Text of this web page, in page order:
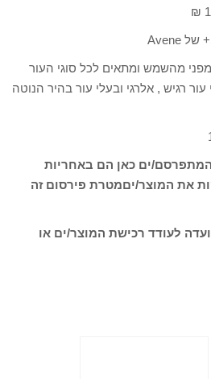
מהשמש ומתאים לכל סוגי העור
רגיש , אלרגי ובעלי עור בהיר הנוטה
המתפרסם/ים כאן הם באחריות
את המוצר/יםמטרת פירסום זה
לעודד רכישת המוצר/ים או